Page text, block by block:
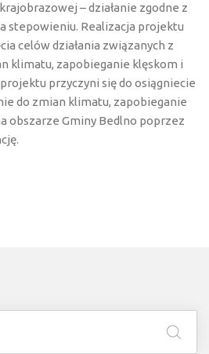
– działanie zgodne z
stepowieniu. Realizacja projektu
celów działania związanych z
klimatu, zapobieganie klęskom i
przyczyni się do osiągniecie
do zmian klimatu, zapobieganie
obszarze Gminy Bedlno poprzez